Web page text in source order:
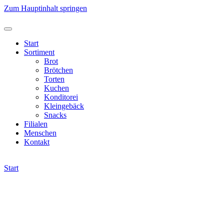
Zum Hauptinhalt springen
Start
Sortiment
Brot
Brötchen
Torten
Kuchen
Konditorei
Kleingebäck
Snacks
Filialen
Menschen
Kontakt
Start